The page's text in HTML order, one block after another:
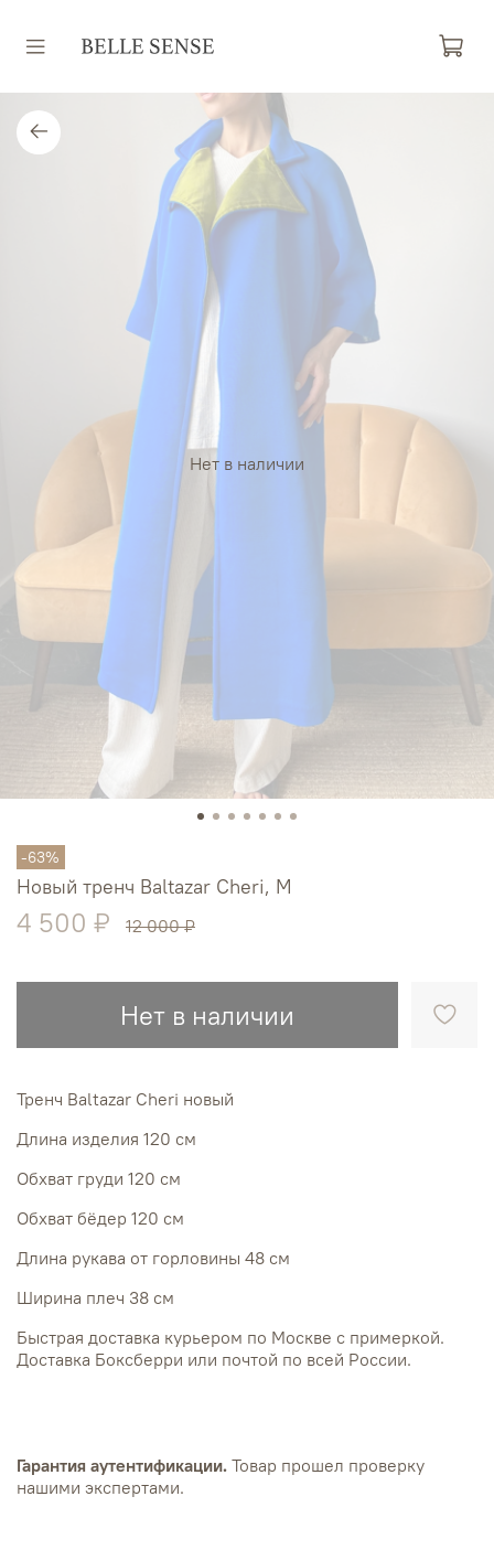
Нет в наличии
-63%
Новый тренч Baltazar Cheri, M
4 500 ₽ 12 000 ₽
Нет в наличии
Тренч Baltazar Cheri новый
Длина изделия 120 см
Обхват груди 120 см
Обхват бёдер 120 см
Длина рукава от горловины 48 см
Ширина плеч 38 см
Быстрая доставка курьером по Москве с примеркой.
Доставка Боксберри или почтой по всей России.
Гарантия аутентификации. Товар прошел проверку
нашими экспертами.